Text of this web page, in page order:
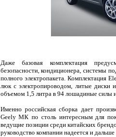
Даже базовая комплектация
безопасности, кондиционера, системы
полного электропакета. Комплектация
люк с электропироводом, литые диски
объемом 1,5 литра в 94 лошадиные силы
Именно российская сборка дает
Geely МК по столь интересным для
ведущие позиции среди китайских
руководство компании надеется и